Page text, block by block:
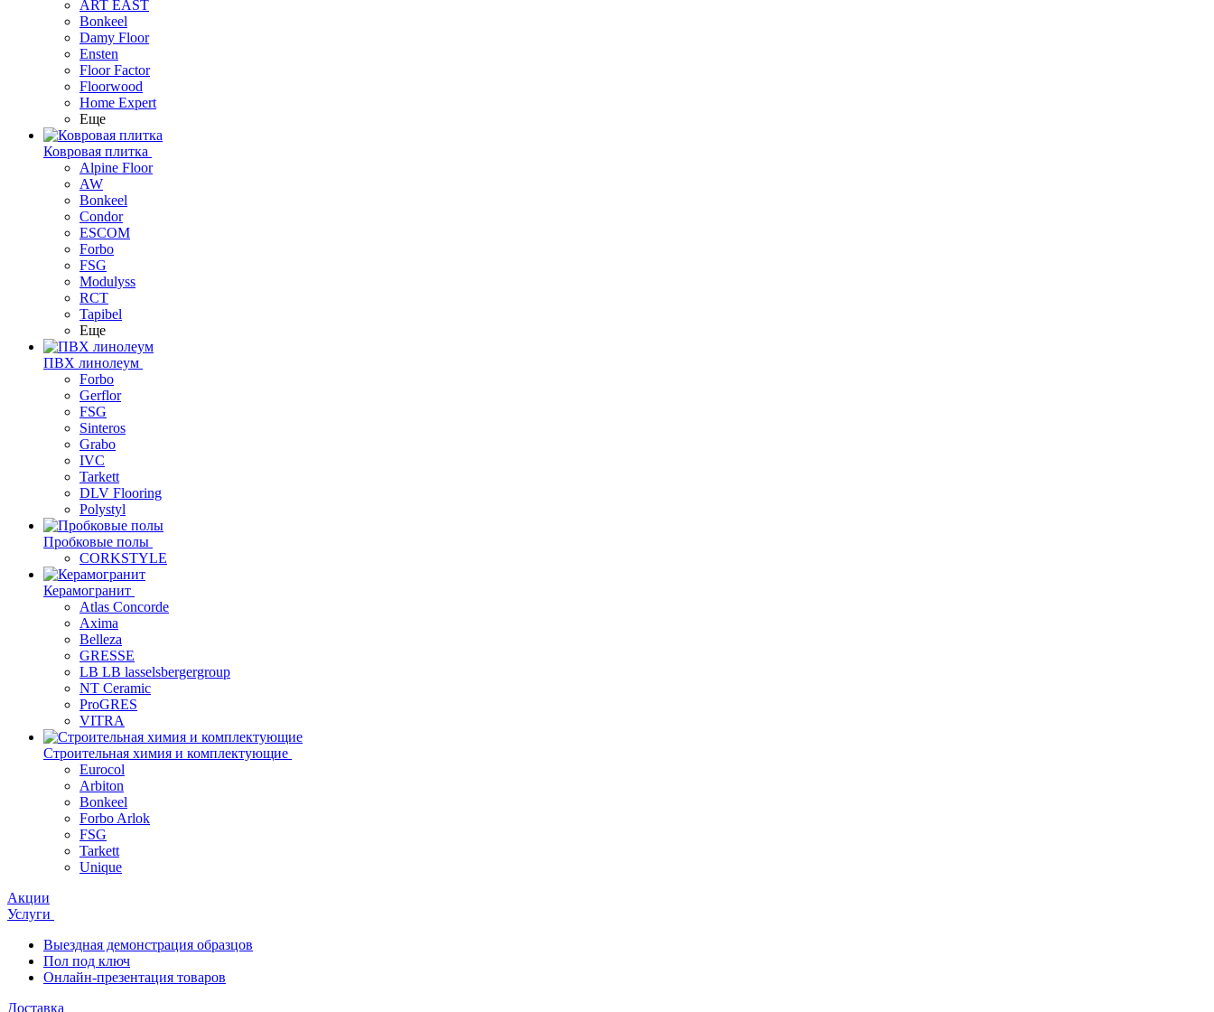
ART EAST
Bonkeel
Damy Floor
Ensten
Floor Factor
Floorwood
Home Expert
Еще
Ковровая плитка
Alpine Floor
AW
Bonkeel
Condor
ESCOM
Forbo
FSG
Modulyss
RCT
Tapibel
Еще
ПВХ линолеум
Forbo
Gerflor
FSG
Sinteros
Grabo
IVC
Tarkett
DLV Flooring
Polystyl
Пробковые полы
CORKSTYLE
Керамогранит
Atlas Concorde
Axima
Belleza
GRESSE
LB LB lasselsbergergroup
NT Ceramic
ProGRES
VITRA
Строительная химия и комплектующие
Eurocol
Arbiton
Bonkeel
Forbo Arlok
FSG
Tarkett
Unique
Акции
Услуги
Выездная демонстрация образцов
Пол под ключ
Онлайн-презентация товаров
Доставка